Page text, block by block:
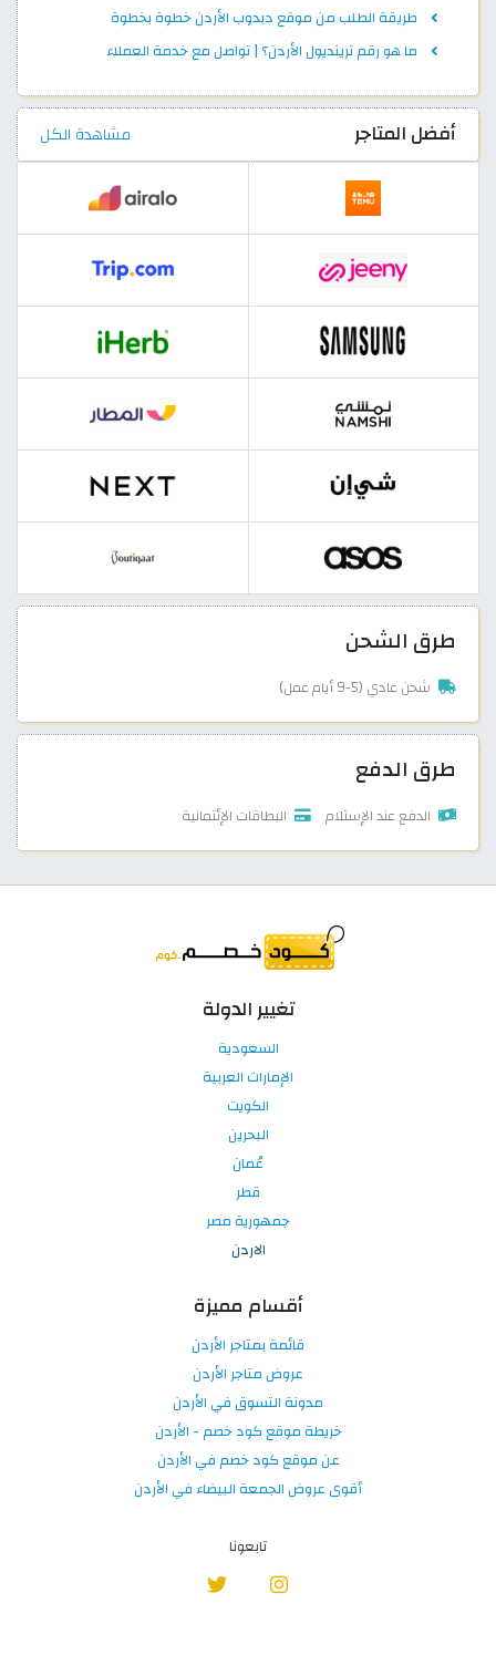
طريقة الطلب من موقع دبدوب الأردن خطوة بخطوة
ما هو رقم ترينديول الأردن؟ | تواصل مع خدمة العملاء
أفضل المتاجر مشاهدة الكل
طرق الشحن
شحن عادي (5-9 أيام عمل)
طرق الدفع
الدفع عند الإستلام البطاقات الإئتمانية
تغيير الدولة
السعودية
الإمارات العربية
الكويت
البحرين
عُمان
قطر
جمهورية مصر
الاردن
أقسام مميزة
قائمة بمتاجر الأردن
عروض متاجر الأردن
مدونة التسوق في الأردن
خريطة موقع كود خصم - الأردن
عن موقع كود خصم في الأردن
أقوى عروض الجمعة البيضاء في الأردن
تابعونا